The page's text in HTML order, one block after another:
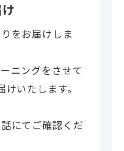
をお届けしま
ニングをさせて
いたします。
にてご確認くだ